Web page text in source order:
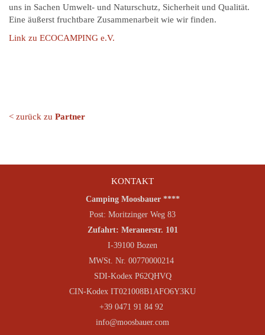
uns in Sachen Umwelt- und Naturschutz, Sicherheit und Qualität.
Eine äußerst fruchtbare Zusammenarbeit wie wir finden.
Link zu ECOCAMPING e.V.
< zurück zu Partner
KONTAKT
Camping Moosbauer ****
Post: Moritzinger Weg 83
Zufahrt: Meranerstr. 101
I-39100 Bozen
MWSt. Nr. 00770000214
SDI-Kodex P62QHVQ
CIN-Kodex IT021008B1AFO6Y3KU
+39 0471 91 84 92
info@moosbauer.com